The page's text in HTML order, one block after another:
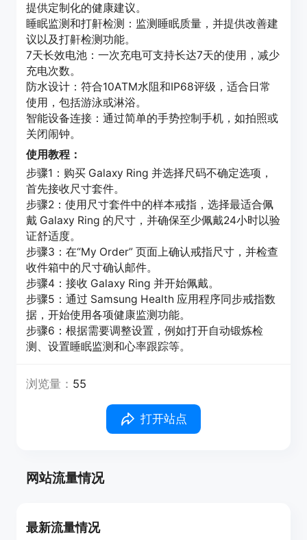
提供定制化的健康建议。
睡眠监测和打鼾检测：监测睡眠质量，并提供改善建
议以及打鼾检测功能。
7天长效电池：一次充电可支持长达7天的使用，减少
充电次数。
防水设计：符合10ATM水阻和IP68评级，适合日常
使用，包括游泳或淋浴。
智能设备连接：通过简单的手势控制手机，如拍照或
关闭闹钟。
使用教程：
步骤1：购买 Galaxy Ring 并选择尺码不确定选项，
首先接收尺寸套件。
步骤2：使用尺寸套件中的样本戒指，选择最适合佩
戴 Galaxy Ring 的尺寸，并确保至少佩戴24小时以验
证舒适度。
步骤3：在“My Order” 页面上确认戒指尺寸，并检查
收件箱中的尺寸确认邮件。
步骤4：接收 Galaxy Ring 并开始佩戴。
步骤5：通过 Samsung Health 应用程序同步戒指数
据，开始使用各项健康监测功能。
步骤6：根据需要调整设置，例如打开自动锻炼检
测、设置睡眠监测和心率跟踪等。
浏览量： 55
打开站点
网站流量情况
最新流量情况